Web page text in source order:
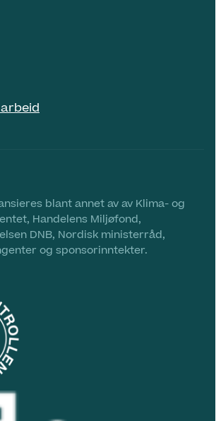
blant annet av av Klima- og
Handelens Miljøfond,
DNB, Nordisk ministerråd,
og sponsorinntekter.